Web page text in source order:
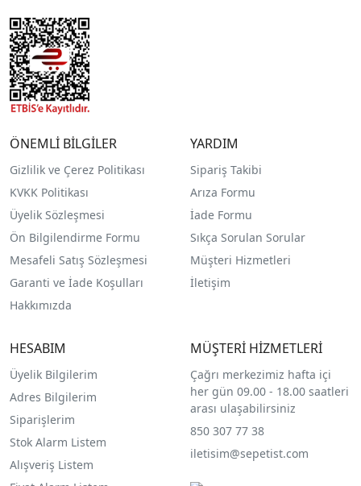
ÖNEMLİ BİLGİLER
Gizlilik ve Çerez Politikası
KVKK Politikası
Üyelik Sözleşmesi
Ön Bilgilendirme Formu
Mesafeli Satış Sözleşmesi
Garanti ve İade Koşulları
Hakkımızda
YARDIM
Sipariş Takibi
Arıza Formu
İade Formu
Sıkça Sorulan Sorular
Müşteri Hizmetleri
İletişim
HESABIM
Üyelik Bilgilerim
Adres Bilgilerim
Siparişlerim
Stok Alarm Listem
Alışveriş Listem
MÜŞTERİ HİZMETLERİ
Çağrı merkezimiz hafta içi
her gün 09.00 - 18.00 saatleri
arası ulaşabilirsiniz
850 307 77 38
iletisim@sepetist.com